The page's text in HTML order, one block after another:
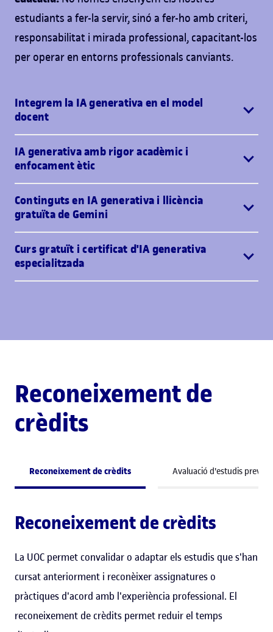
estudiants a fer-la servir, sinó a fer-ho amb criteri,
responsabilitat i mirada professional, capacitant-los
per operar en entorns professionals canviants.
Integrem la IA generativa en el model
docent
IA generativa amb rigor acadèmic i
enfocament ètic
Continguts en IA generativa i llicència
gratuïta de Gemini
Curs gratuït i certificat d'IA generativa
especialitzada
Reconeixement de
crèdits
Reconeixement de crèdits Avaluació d'estudis previs
Reconeixement de crèdits
La UOC permet convalidar o adaptar els estudis que s'han
cursat anteriorment i reconèixer assignatures o
pràctiques d'acord amb l'experiència professional. El
reconeixement de crèdits permet reduir el temps